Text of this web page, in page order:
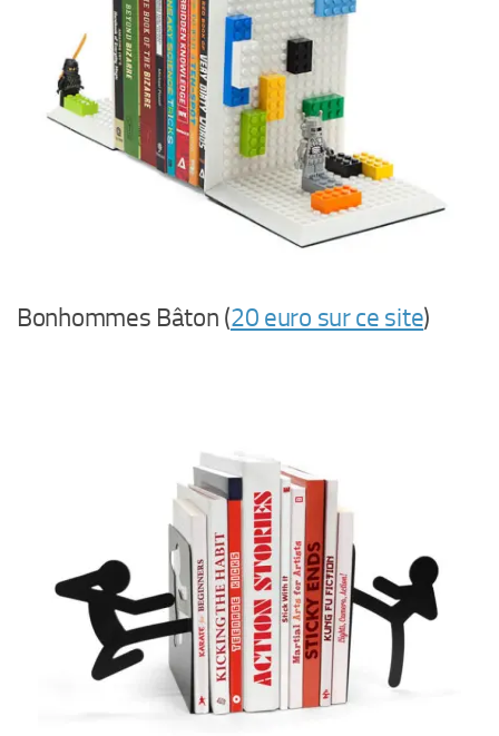
Bonhommes Bâton (20 euro sur ce site)